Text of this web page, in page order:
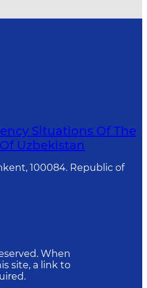
Situations Of The
Uzbekistan
100084. Republic of
When
site, a link to